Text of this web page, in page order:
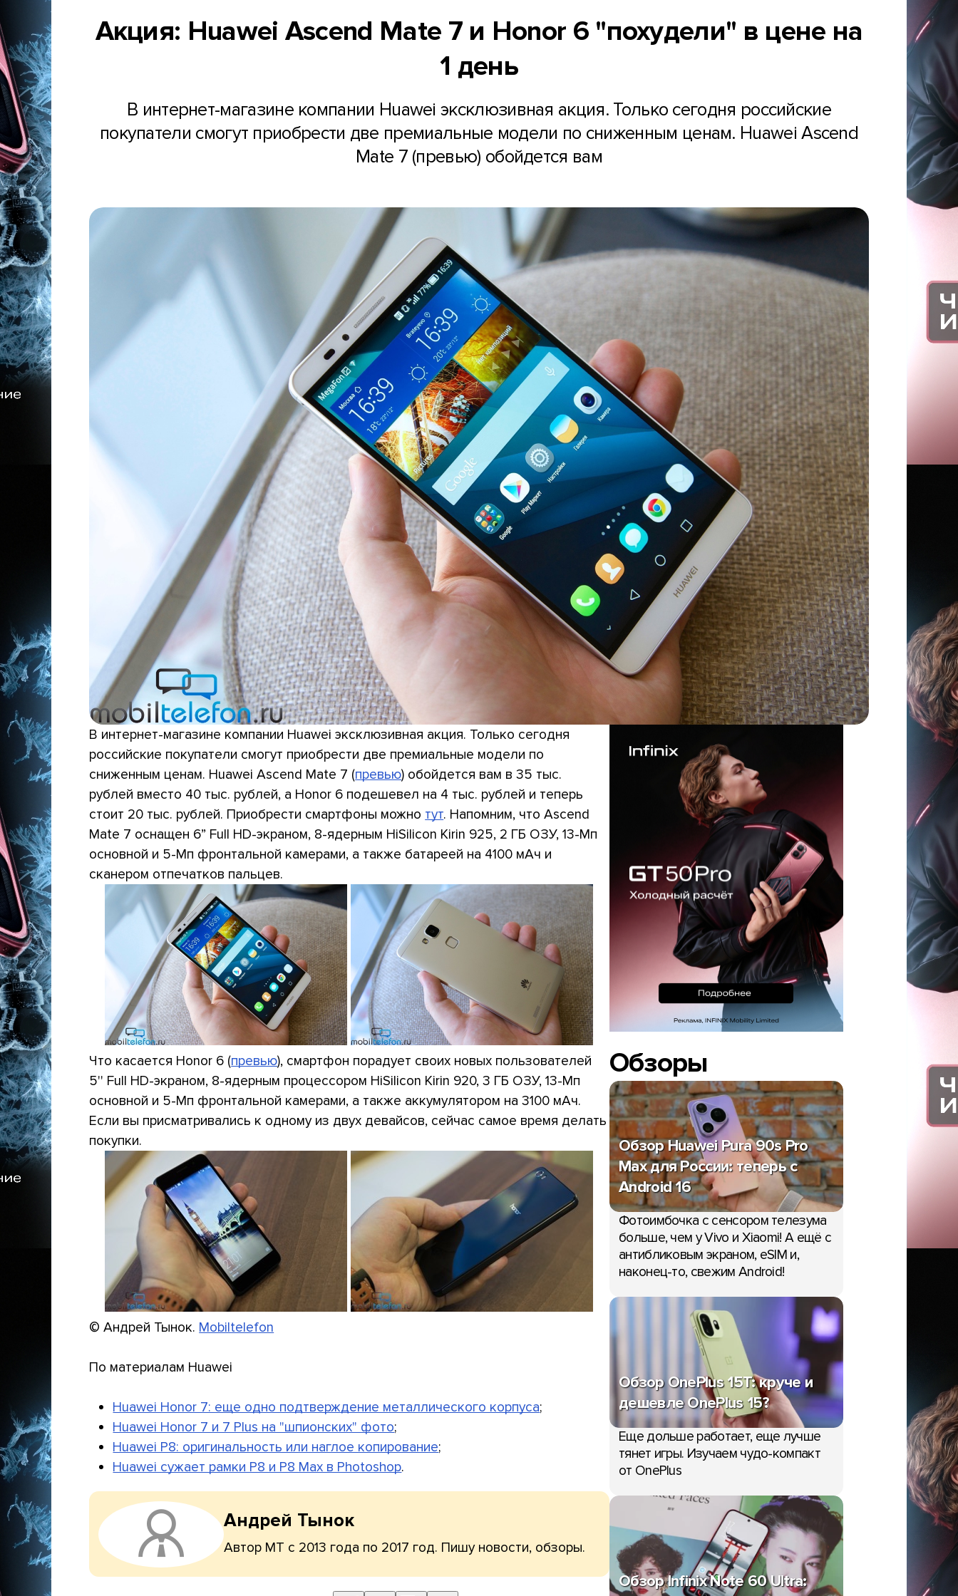
Акция: Huawei Ascend Mate 7 и Honor 6 "похудели" в цене на
1 день
В интернет-магазине компании Huawei эксклюзивная акция. Только сегодня российские
покупатели смогут приобрести две премиальные модели по сниженным ценам. Huawei Ascend
Mate 7 (превью) обойдется вам
В интернет-магазине компании Huawei эксклюзивная акция. Только сегодня
российские покупатели смогут приобрести две премиальные модели по
сниженным ценам. Huawei Ascend Mate 7 (превью) обойдется вам в 35 тыс.
рублей вместо 40 тыс. рублей, а Honor 6 подешевел на 4 тыс. рублей и теперь
стоит 20 тыс. рублей. Приобрести смартфоны можно тут. Напомним, что Ascend
Mate 7 оснащен 6” Full HD-экраном, 8-ядерным HiSilicon Kirin 925, 2 ГБ ОЗУ, 13-Мп
основной и 5-Мп фронтальной камерами, а также батареей на 4100 мАч и
сканером отпечатков пальцев.
Что касается Honor 6 (превью), смартфон порадует своих новых пользователей
5'' Full HD-экраном, 8-ядерным процессором HiSilicon Kirin 920, 3 ГБ ОЗУ, 13-Мп
основной и 5-Мп фронтальной камерами, а также аккумулятором на 3100 мАч.
Если вы присматривались к одному из двух девайсов, сейчас самое время делать
покупки.
© Андрей Тынок. Mobiltelefon
По материалам Huawei
Huawei Honor 7: еще одно подтверждение металлического корпуса;
Huawei Honor 7 и 7 Plus на "шпионских" фото;
Huawei P8: оригинальность или наглое копирование;
Huawei сужает рамки P8 и P8 Max в Photoshop.
Андрей Тынок
Автор МТ с 2013 года по 2017 год. Пишу новости, обзоры.
Обзоры
Обзор Huawei Pura 90s Pro
Max для России: теперь с
Android 16
Фотоимбочка с сенсором телезума
больше, чем у Vivo и Xiaomi! А ещё с
антибликовым экраном, eSIM и,
наконец-то, свежим Android!
Обзор OnePlus 15T: круче и
дешевле OnePlus 15?
Еще дольше работает, еще лучше
тянет игры. Изучаем чудо-компакт
от OnePlus
Обзор Infinix Note 60 Ultra: